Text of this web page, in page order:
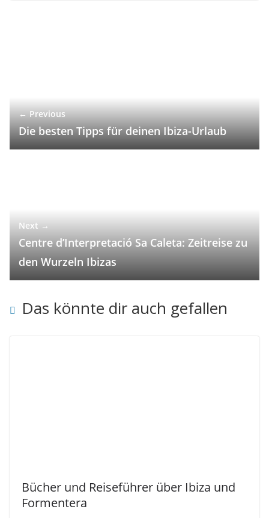
← Previous
Die besten Tipps für deinen Ibiza-Urlaub
Next →
Centre d’Interpretació Sa Caleta: Zeitreise zu
den Wurzeln Ibizas
Das könnte dir auch gefallen
Bücher und Reiseführer über Ibiza und
Formentera